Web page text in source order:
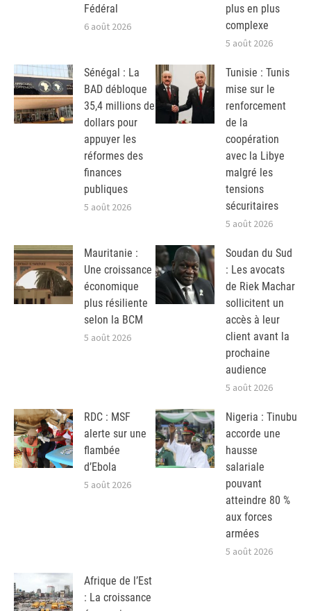
Fédéral
6 août 2026
plus en plus
complexe
5 août 2026
Sénégal : La
BAD débloque
35,4 millions de
dollars pour
appuyer les
réformes des
finances
publiques
5 août 2026
Tunisie : Tunis
mise sur le
renforcement
de la
coopération
avec la Libye
malgré les
tensions
sécuritaires
5 août 2026
Mauritanie :
Une croissance
économique
plus résiliente
selon la BCM
5 août 2026
Soudan du Sud
: Les avocats
de Riek Machar
sollicitent un
accès à leur
client avant la
prochaine
audience
5 août 2026
RDC : MSF
alerte sur une
flambée
d’Ebola
5 août 2026
Nigeria : Tinubu
accorde une
hausse
salariale
pouvant
atteindre 80 %
aux forces
armées
5 août 2026
Afrique de l’Est
: La croissance